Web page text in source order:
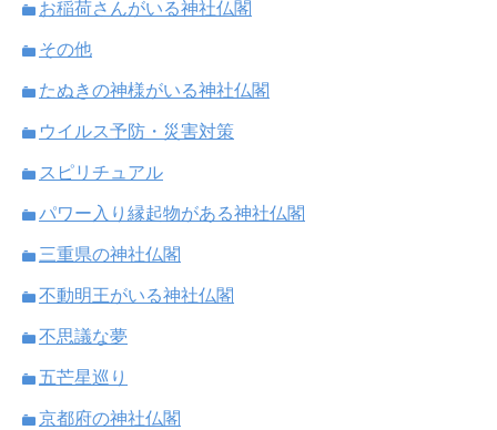
お稲荷さんがいる神社仏閣
その他
たぬきの神様がいる神社仏閣
ウイルス予防・災害対策
スピリチュアル
パワー入り縁起物がある神社仏閣
三重県の神社仏閣
不動明王がいる神社仏閣
不思議な夢
五芒星巡り
京都府の神社仏閣